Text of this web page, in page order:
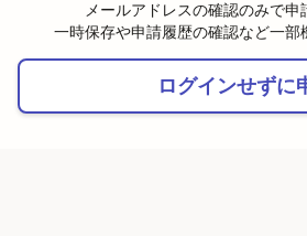
メールアドレスの確認のみで申
一時保存や申請履歴の確認など一部
ログインせずに